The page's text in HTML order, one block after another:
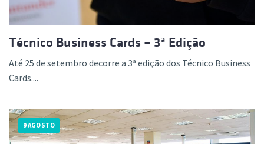
Técnico Business Cards – 3ª Edição
Até 25 de setembro decorre a 3ª edição dos Técnico Business
Cards....
9 AGOSTO